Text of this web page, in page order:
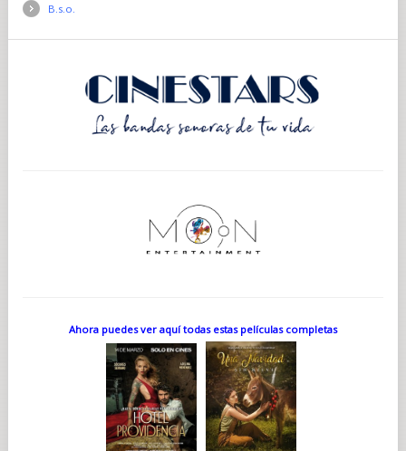
B.s.o.
Ahora puedes ver aquí todas estas películas completas